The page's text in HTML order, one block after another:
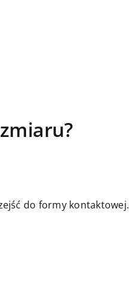
do formy kontaktowej.